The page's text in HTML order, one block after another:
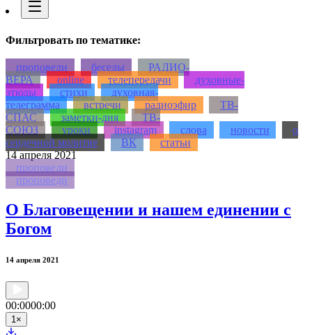
Фильтровать по тематике:
проповеди беседы
РАДИО-
ВЕРА
online телепередачи
духовные-
этюды
стихи
духовная-
телеграмма
встречи радиоэфир
ТВ-
СПАС
заметки-дня
ТВ-
СОЮЗ
уроки instagram слова новости
о
сердечной молитве
ВК
статьи
14 апреля 2021
проповеди
проповеди
О Благовещении и нашем единении с
Богом
14 апреля 2021
00:0000:00
1 ×